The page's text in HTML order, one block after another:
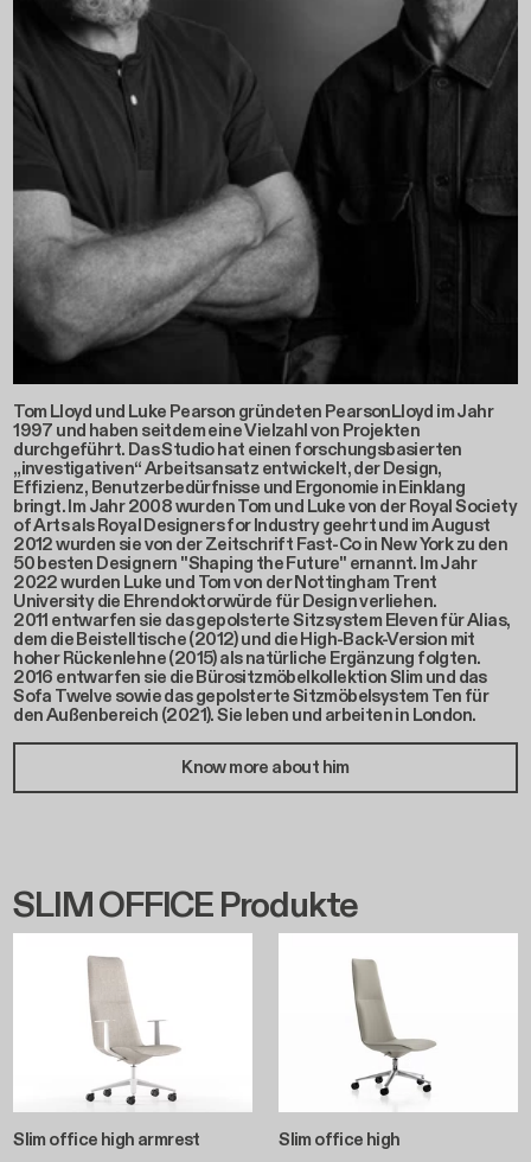
Tom Lloyd und Luke Pearson gründeten PearsonLloyd im Jahr
1997 und haben seitdem eine Vielzahl von Projekten
durchgeführt. Das Studio hat einen forschungsbasierten
„investigativen“ Arbeitsansatz entwickelt, der Design,
Effizienz, Benutzerbedürfnisse und Ergonomie in Einklang
bringt. Im Jahr 2008 wurden Tom und Luke von der Royal Society
of Arts als Royal Designers for Industry geehrt und im August
2012 wurden sie von der Zeitschrift Fast-Co in New York zu den
50 besten Designern "Shaping the Future" ernannt. Im Jahr
2022 wurden Luke und Tom von der Nottingham Trent
University die Ehrendoktorwürde für Design verliehen.
2011 entwarfen sie das gepolsterte Sitzsystem Eleven für Alias,
dem die Beistelltische (2012) und die High-Back-Version mit
hoher Rückenlehne (2015) als natürliche Ergänzung folgten.
2016 entwarfen sie die Bürositzmöbelkollektion Slim und das
Sofa Twelve sowie das gepolsterte Sitzmöbelsystem Ten für
den Außenbereich (2021). Sie leben und arbeiten in London.
Know more about him
SLIM OFFICE Produkte
Slim office high armrest Slim office high